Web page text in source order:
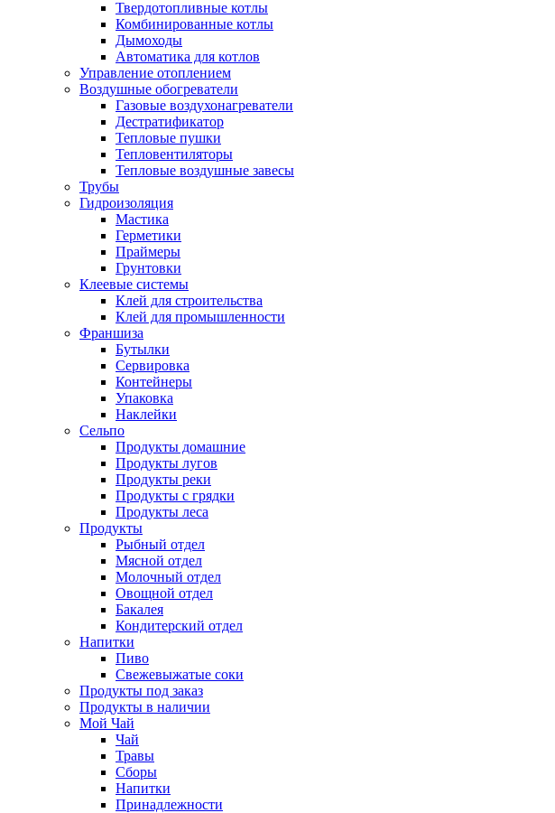
Твердотопливные котлы
Комбинированные котлы
Дымоходы
Автоматика для котлов
Управление отоплением
Воздушные обогреватели
Газовые воздухонагреватели
Дестратификатор
Тепловые пушки
Тепловентиляторы
Тепловые воздушные завесы
Трубы
Гидроизоляция
Мастика
Герметики
Праймеры
Грунтовки
Клеевые системы
Клей для строительства
Клей для промышленности
Франшиза
Бутылки
Сервировка
Контейнеры
Упаковка
Наклейки
Сельпо
Продукты домашние
Продукты лугов
Продукты реки
Продукты с грядки
Продукты леса
Продукты
Рыбный отдел
Мясной отдел
Молочный отдел
Овощной отдел
Бакалея
Кондитерский отдел
Напитки
Пиво
Cвежевыжатые соки
Продукты под заказ
Продукты в наличии
Мой Чай
Чай
Травы
Сборы
Напитки
Принадлежности